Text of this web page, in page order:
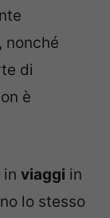
, nonché
di
è
in viaggi in
lo stesso